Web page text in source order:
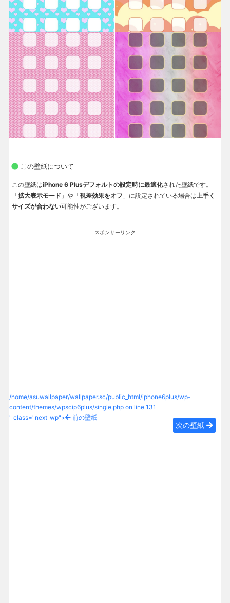
この壁紙について
この壁紙はiPhone 6 Plusデフォルトの設定時に最適化された壁紙です。
「拡大表示モード 」や「視差効果をオフ 」に設定されている場合は 上手く
サイズが合わない可能性がございます。
スポンサーリンク
/home/asuwallpaper/wallpaper.sc/public_html/iphone6plus/wp-
content/themes/wpscip6plus/single.php on line 131
" class="next_wp">
前の壁紙
次の壁紙